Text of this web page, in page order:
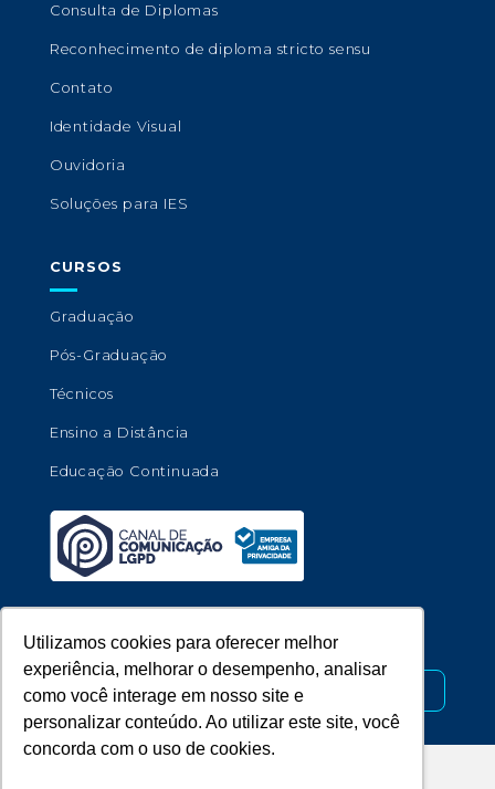
Utilizamos cookies para oferecer melhor
experiência, melhorar o desempenho, analisar
como você interage em nosso site e
personalizar conteúdo. Ao utilizar este site, você
concorda com o uso de cookies.
Consulta de Diplomas
Reconhecimento de diploma stricto sensu
Contato
Identidade Visual
Ouvidoria
Soluções para IES
CURSOS
Graduação
Pós-Graduação
Técnicos
Ensino a Distância
Educação Continuada
Desenvolvido por